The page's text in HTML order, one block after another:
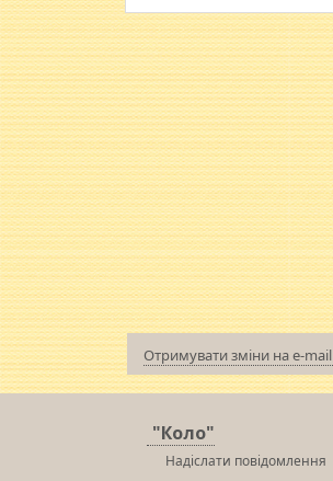
Отримувати зміни на e-mail
"Коло"
Надіслати повідомлення